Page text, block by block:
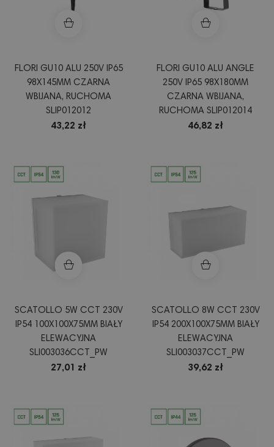
FLORI GU10 ALU 250V IP65
98X145MM CZARNA
WBIJANA, RUCHOMA
SLIP012012
43,22 zł
FLORI GU10 ALU ANGLE
250V IP65 98X180MM
CZARNA WBIJANA,
RUCHOMA SLIP012014
46,82 zł
SCATOLLO 5W CCT 230V
IP54 100X100X75MM BIAŁY
ELEWACYJNA
SLI003036CCT_PW
27,01 zł
SCATOLLO 8W CCT 230V
IP54 200X100X75MM BIAŁY
ELEWACYJNA
SLI003037CCT_PW
39,62 zł